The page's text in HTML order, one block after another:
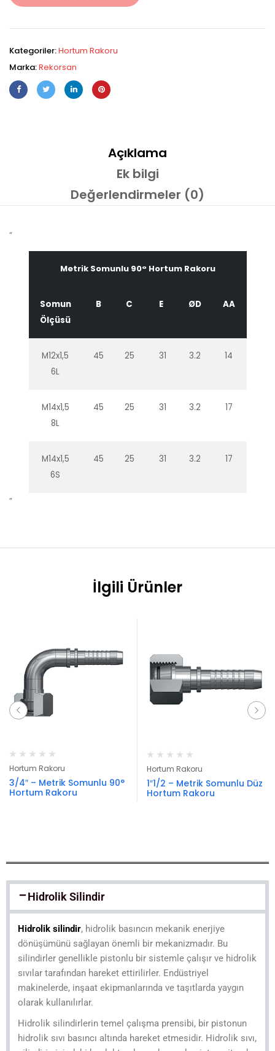
Kategoriler:Hortum Rakoru
Marka:Rekorsan
Açıklama
Ek bilgi
Değerlendirmeler (0)
“
Metrik Somunlu 90° Hortum Rakoru
Somun
Ölçüsü
B C E ØD AA
M12x1,5
6L
45 25 31 3.2 14
M14x1,5
8L
45 25 31 3.2 17
M14x1,5
6S
45 25 31 3.2 17
“
İlgili Ürünler
Hortum Rakoru
3/4″ – Metrik Somunlu 90°
Hortum Rakoru
Hortum Rakoru
1″1/2 – Metrik Somunlu Düz
Hortum Rakoru
Hidrolik Silindir
Hidrolik silindir, hidrolik basıncın mekanik enerjiye
dönüşümünü sağlayan önemli bir mekanizmadır. Bu
silindirler genellikle pistonlu bir sistemle çalışır ve hidrolik
sıvılar tarafından hareket ettirilirler. Endüstriyel
makinelerde, inşaat ekipmanlarında ve taşıtlarda yaygın
olarak kullanılırlar.
Hidrolik silindirlerin temel çalışma prensibi, bir pistonun
hidrolik sıvı basıncı altında hareket etmesidir. Hidrolik sıvı,